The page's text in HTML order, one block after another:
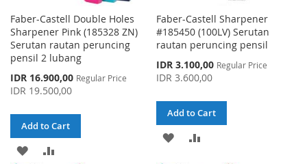
Faber-Castell Double Holes
Sharpener Pink (185328 ZN)
Serutan rautan peruncing
pensil 2 lubang
Special
Price
IDR 16.900,00 Regular Price
IDR 19.500,00
Add to Cart
ADD
Faber-Castell Sharpener
#185450 (100LV) Serutan
rautan peruncing pensil
Special
Price
IDR 3.100,00 Regular Price
IDR 3.600,00
Add to Cart
ADD